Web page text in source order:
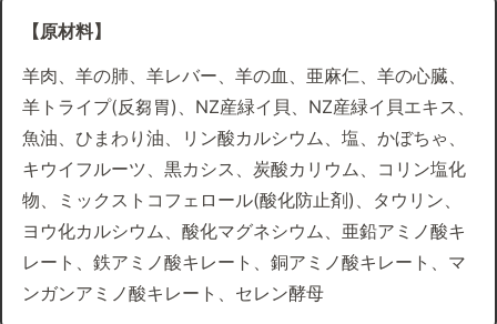
【原材料】
羊肉、羊の肺、羊レバー、羊の血、亜麻仁、羊の心臓、
羊トライプ(反芻胃)、NZ産緑イ貝、NZ産緑イ貝エキス、
魚油、ひまわり油、リン酸カルシウム、塩、かぼちゃ、
キウイフルーツ、黒カシス、炭酸カリウム、コリン塩化
物、ミックストコフェロール(酸化防止剤)、タウリン、
ヨウ化カルシウム、酸化マグネシウム、亜鉛アミノ酸キ
レート、鉄アミノ酸キレート、銅アミノ酸キレート、マ
ンガンアミノ酸キレート、セレン酵母